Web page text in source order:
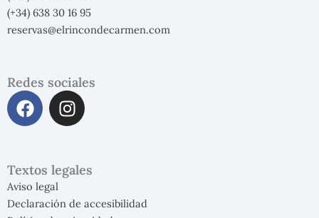
(+34) 638 30 16 95
reservas@elrincondecarmen.com
Redes sociales
F
a
b
o
o
I
n
a
r
Textos legales
Aviso legal
Declaración de accesibilidad